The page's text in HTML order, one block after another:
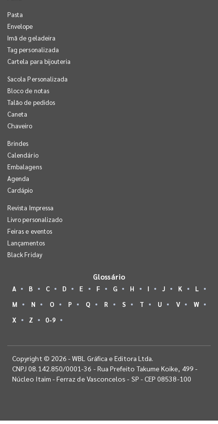
Pasta
Envelope
Imã de geladeira
Tag personalizada
Cartela para bijouteria
Sacola Personalizada
Bloco de notas
Talão de pedidos
Caneta
Chaveiro
Brindes
Calendário
Embalagens
Agenda
Cardápio
Revista Impressa
Livro personalizado
Feiras e eventos
Lançamentos
Black Friday
Glossário
A B C D E F G H I J K
L
M
N O P Q R S T U V
W
X
Z 0-9
Copyright © 2026 - WBL Gráfica e Editora Ltda.
CNPJ 08.142.850/0001-36 - Rua Prefeito Takume Koike, 499 -
Núcleo Itaim - Ferraz de Vasconcelos - SP - CEP 08538-100